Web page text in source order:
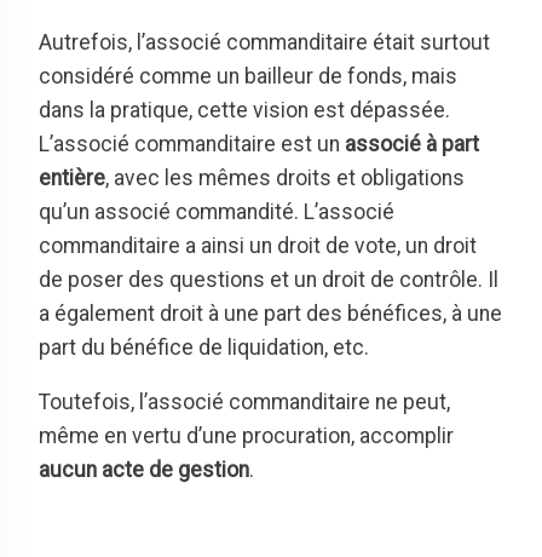
Autrefois, l’associé commanditaire était surtout
considéré comme un bailleur de fonds, mais
dans la pratique, cette vision est dépassée.
L’associé commanditaire est un associé à part
entière, avec les mêmes droits et obligations
qu’un associé commandité. L’associé
commanditaire a ainsi un droit de vote, un droit
de poser des questions et un droit de contrôle. Il
a également droit à une part des bénéfices, à une
part du bénéfice de liquidation, etc.
Toutefois, l’associé commanditaire ne peut,
même en vertu d’une procuration, accomplir
aucun acte de gestion.